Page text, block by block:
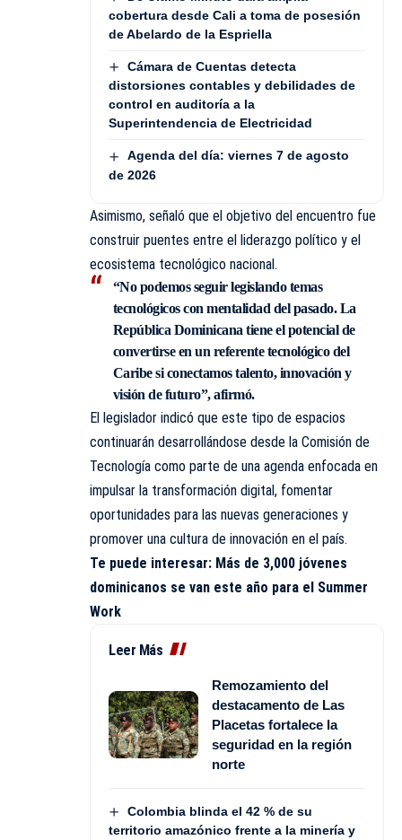
cobertura desde Cali a toma de posesión
de Abelardo de la Espriella
Cámara de Cuentas detecta
distorsiones contables y debilidades de
control en auditoría a la
Superintendencia de Electricidad
Agenda del día: viernes 7 de agosto
de 2026
Asimismo, señaló que el objetivo del encuentro fue
construir puentes entre el liderazgo político y el
ecosistema tecnológico nacional.
“No podemos seguir legislando temas
tecnológicos con mentalidad del pasado. La
República Dominicana tiene el potencial de
convertirse en un referente tecnológico del
Caribe si conectamos talento, innovación y
visión de futuro”, afirmó.
El legislador indicó que este tipo de espacios
continuarán desarrollándose desde la Comisión de
Tecnología como parte de una agenda enfocada en
impulsar la transformación digital, fomentar
oportunidades para las nuevas generaciones y
promover una cultura de innovación en el país.
Te puede interesar: Más de 3,000 jóvenes
dominicanos se van este año para el Summer
Work
Leer Más
Remozamiento del
destacamento de Las
Placetas fortalece la
seguridad en la región
norte
Colombia blinda el 42 % de su
territorio amazónico frente a la minería y